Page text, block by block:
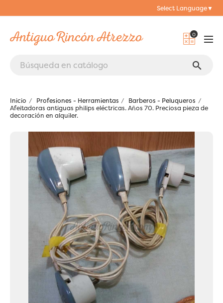
Select Language▼
0
search
Inicio Profesiones - Herramientas
Barberos - Peluqueros
Afeitadoras antiguas philips eléctricas. Años 70. Preciosa pieza de
decoración en alquiler.